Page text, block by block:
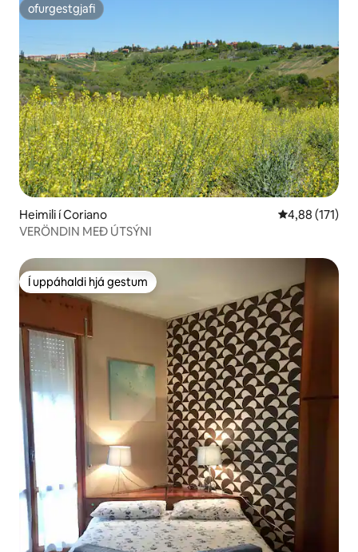
ofurgestgjafi
ofurgestgjafi
Heimili í Coriano 4,88 af 5 í
4,88 (171)
VERÖNDIN MEÐ ÚTSÝNI
Í uppáhaldi hjá gestum
Í uppáhaldi hjá gestum